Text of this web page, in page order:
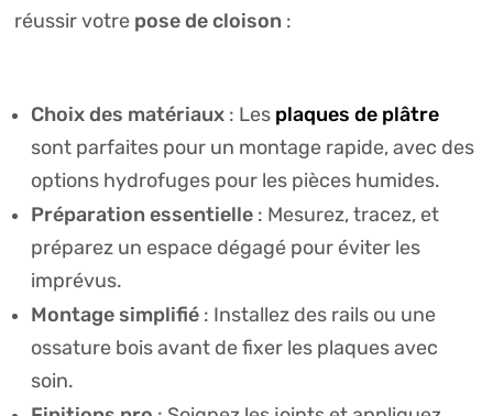
réussir votre pose de cloison:
Choix des matériaux: Les plaques de plâtre
sont parfaites pour un montage rapide, avec des
options hydrofuges pour les pièces humides.
Préparation essentielle: Mesurez, tracez, et
préparez un espace dégagé pour éviter les
imprévus.
Montage simplifié: Installez des rails ou une
ossature bois avant de fixer les plaques avec
soin.